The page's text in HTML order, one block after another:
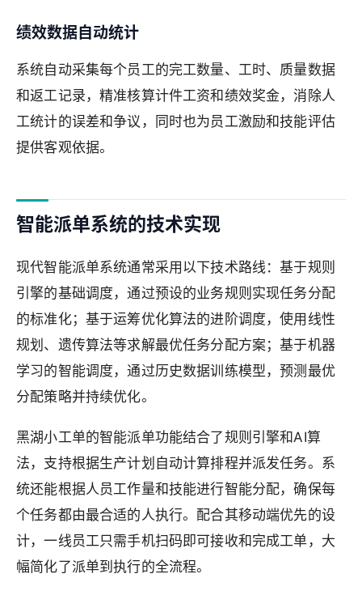
绩效数据自动统计
系统自动采集每个员工的完工数量、工时、质量数据
和返工记录，精准核算计件工资和绩效奖金，消除人
工统计的误差和争议，同时也为员工激励和技能评估
提供客观依据。
智能派单系统的技术实现
现代智能派单系统通常采用以下技术路线：基于规则
引擎的基础调度，通过预设的业务规则实现任务分配
的标准化；基于运筹优化算法的进阶调度，使用线性
规划、遗传算法等求解最优任务分配方案；基于机器
学习的智能调度，通过历史数据训练模型，预测最优
分配策略并持续优化。
黑湖小工单的智能派单功能结合了规则引擎和AI算
法，支持根据生产计划自动计算排程并派发任务。系
统还能根据人员工作量和技能进行智能分配，确保每
个任务都由最合适的人执行。配合其移动端优先的设
计，一线员工只需手机扫码即可接收和完成工单，大
幅简化了派单到执行的全流程。